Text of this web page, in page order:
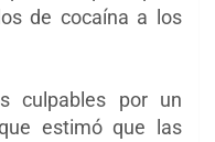
de cocaína a los
culpables por un
estimó que las